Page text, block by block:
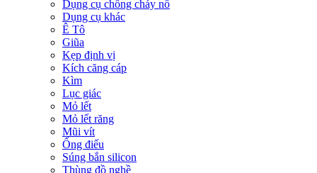
Dụng cụ chống cháy nổ
Dụng cụ khác
Ê Tô
Giũa
Kẹp định vị
Kích căng cáp
Kìm
Lục giác
Mỏ lết
Mỏ lết răng
Mũi vít
Ống điếu
Súng bắn silicon
Thùng đồ nghề